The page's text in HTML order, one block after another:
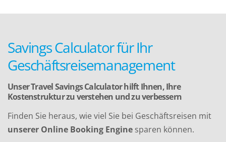
Savings Calculator für Ihr
Geschäftsreisemanagement
Unser Travel Savings Calculator hilft Ihnen, Ihre
Kostenstruktur zu verstehen und zu verbessern
Finden Sie heraus, wie viel Sie bei Geschäftsreisen mit
unserer Online Booking Engine sparen können.